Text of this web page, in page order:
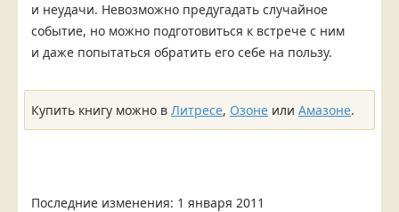
и неудачи. Невозможно предугадать случайное
событие, но можно подготовиться к встрече с ним
и даже попытаться обратить его себе на пользу.
Купить книгу можно в Литресе, Озоне или Амазоне.
Последние изменения: 1 января 2011